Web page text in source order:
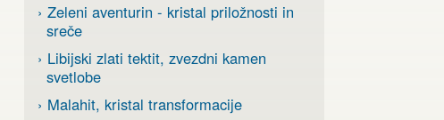
› Zeleni aventurin - kristal priložnosti in
sreče
› Libijski zlati tektit, zvezdni kamen
svetlobe
› Malahit, kristal transformacije